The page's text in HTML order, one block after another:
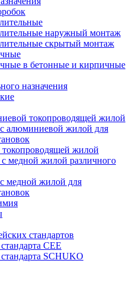
наружный монтаж
скрытый монтаж
в бетонные и кирпичные
назначения
токопроводящей жилой
алюминиевой жилой для
жилой
медной жилой различного
медной жилой для
стандартов
CEE
SCHUKO